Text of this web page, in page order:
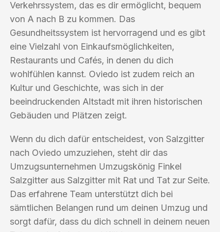
Verkehrssystem, das es dir ermöglicht, bequem
von A nach B zu kommen. Das
Gesundheitssystem ist hervorragend und es gibt
eine Vielzahl von Einkaufsmöglichkeiten,
Restaurants und Cafés, in denen du dich
wohlfühlen kannst. Oviedo ist zudem reich an
Kultur und Geschichte, was sich in der
beeindruckenden Altstadt mit ihren historischen
Gebäuden und Plätzen zeigt.
Wenn du dich dafür entscheidest, von Salzgitter
nach Oviedo umzuziehen, steht dir das
Umzugsunternehmen Umzugskönig Finkel
Salzgitter aus Salzgitter mit Rat und Tat zur Seite.
Das erfahrene Team unterstützt dich bei
sämtlichen Belangen rund um deinen Umzug und
sorgt dafür, dass du dich schnell in deinem neuen